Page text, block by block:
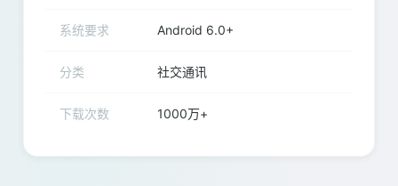
系统要求 Android 6.0+
分类 社交通讯
下载次数 1000万+